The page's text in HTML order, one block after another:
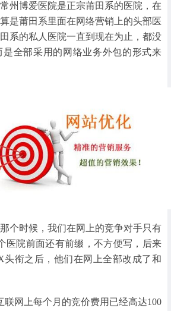
州博爱医院是正宗莆田系的医院，在
是莆田系里面在网络营销上的头部医
系的私人医院一直到现在为止，都没
全部采用的网络业务外包的形式来
个时候，我们在网上的竞争对手只有
医院前面还有前缀，不方便写，后来
衔之后，他们在网上全部改成了和
联网上每个月的竞价费用已经高达100